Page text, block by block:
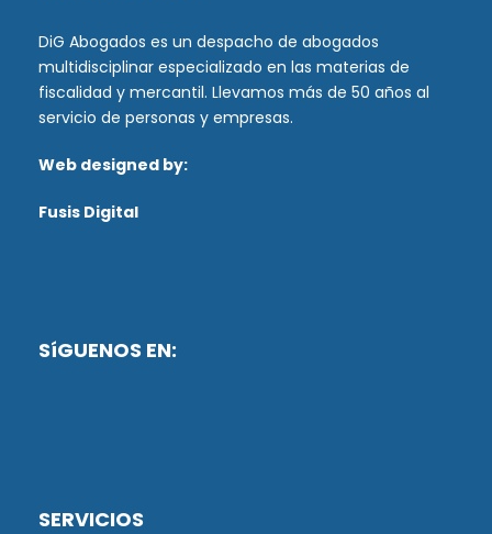
DiG Abogados es un despacho de abogados
multidisciplinar especializado en las materias de
fiscalidad y mercantil. Llevamos más de 50 años al
servicio de personas y empresas.
Web designed by:
Fusis Digital
SíGUENOS EN:
SERVICIOS